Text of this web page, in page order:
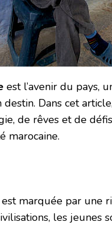
est l’avenir du pays,
destin. Dans cet
de rêves et de
marocaine.
est marquée par une
les jeunes